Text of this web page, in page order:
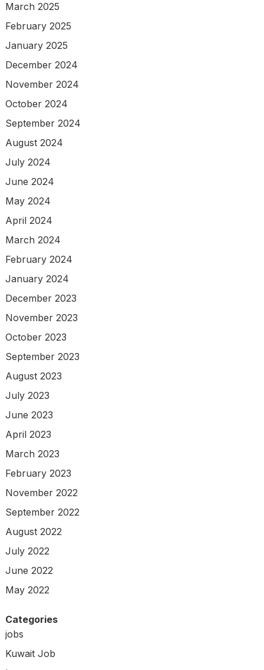
March 2025
February 2025
January 2025
December 2024
November 2024
October 2024
September 2024
August 2024
July 2024
June 2024
May 2024
April 2024
March 2024
February 2024
January 2024
December 2023
November 2023
October 2023
September 2023
August 2023
July 2023
June 2023
April 2023
March 2023
February 2023
November 2022
September 2022
August 2022
July 2022
June 2022
May 2022
Categories
jobs
Kuwait Job